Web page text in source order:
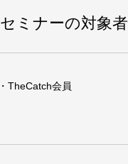
セミナーの対象者
・TheCatch会員